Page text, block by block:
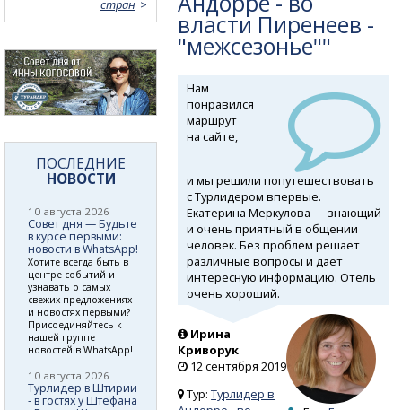
власти Пиренеев -
"межсезонье""
Нам
понравился
маршрут
на сайте,
и мы решили попутешествовать
с Турлидером впервые.
Екатерина Меркулова — знающий
и очень приятный в общении
человек. Без проблем решает
различные вопросы и дает
интересную информацию. Отель
очень хороший.
Ирина
Криворук
12 сентября 2019
Тур:Турлидер в
стран
ПОСЛЕДНИЕ
НОВОСТИ
10 августа 2026
Совет дня — Будьте
в курсе первыми:
новости в WhatsApp!
Хотите всегда быть в
центре событий и
узнавать о самых
свежих предложениях
и новостях первыми?
Присоединяйтесь к
нашей группе
новостей в WhatsApp!
10 августа 2026
Турлидер в Штирии
- в гостях у Штефана